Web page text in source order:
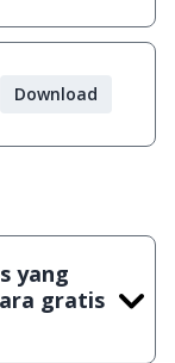
Download
yang
gratis